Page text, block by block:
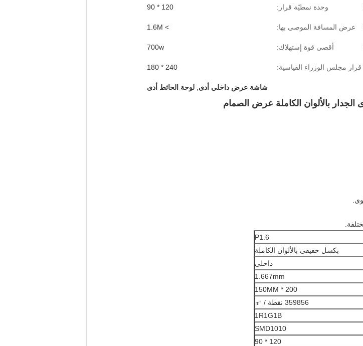
وحدة نمطيّة قرار: 120 * 90
عرض المسافة الموصى بها: > 1.6M
أقصى قوة إستهلاك: 700w
قرار مجلس الوزراء القياسية: 240 * 180
شاشة عرض داخلي أدى لوحة الحائط أدى
P1.6
بكسل حقيقي بالألوان الكاملة
داخلي
1.667mm
200 * 150MM
359856 نقطة / ㎡
1R1G1B
SMD1010
120 * 90